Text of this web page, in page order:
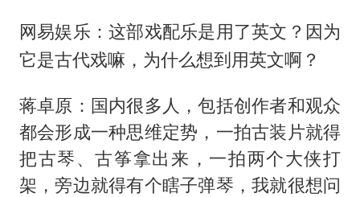
网易娱乐：这部戏配乐是用了英文？因为
它是古代戏嘛，为什么想到用英文啊？
蒋卓原：国内很多人，包括创作者和观众
都会形成一种思维定势，一拍古装片就得
把古琴、古筝拿出来，一拍两个大侠打
架，旁边就得有个瞎子弹琴，我就很想问